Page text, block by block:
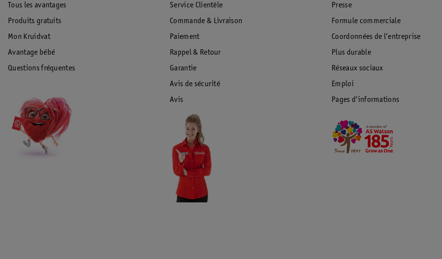
Tous les avantages
Produits gratuits
Mon Kruidvat
Avantage bébé
Questions fréquentes
Service Clientèle
Commande & Livraison
Paiement
Rappel & Retour
Garantie
Avis de sécurité
Avis
Presse
Formule commerciale
Coordonnées de l’entreprise
Plus durable
Réseaux sociaux
Emploi
Pages d’informations